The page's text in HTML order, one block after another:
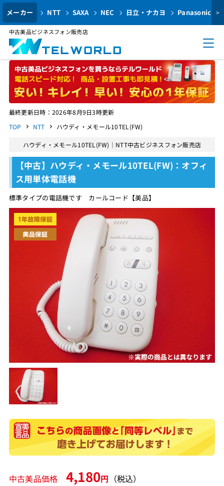
メーカー NTT SAXA NEC 日立・ナカヨ Panasonic >
中古美品ビジネスフォン販売店
最終更新日時：2026年8月9日3時更新
TOP
NTT ハウディ・メモール10TEL(FW)
ハウディ・メモール10TEL(FW)｜NTT中古ビジネスフォン販売店
【中古】ハウディ・メモール10TEL(FW)：オフィ
ス用単体電話機
標準タイプの電話機です カールコード【美品】
中古美品価格 4,180円 （税込）